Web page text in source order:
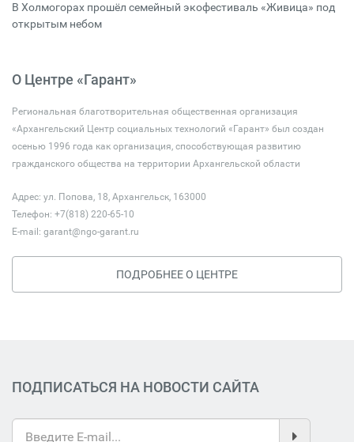
В Холмогорах прошёл семейный экофестиваль «Живица» под
открытым небом
О Центре «Гарант»
Региональная благотворительная общественная организация
«Архангельский Центр социальных технологий «Гарант» был создан
осенью 1996 года как организация, способствующая развитию
гражданского общества на территории Архангельской области
Адрес: ул. Попова, 18, Архангельск, 163000
Телефон: +7(818) 220-65-10
E-mail: garant@ngo-garant.ru
ПОДРОБНЕЕ О ЦЕНТРЕ
ПОДПИСАТЬСЯ НА НОВОСТИ САЙТА